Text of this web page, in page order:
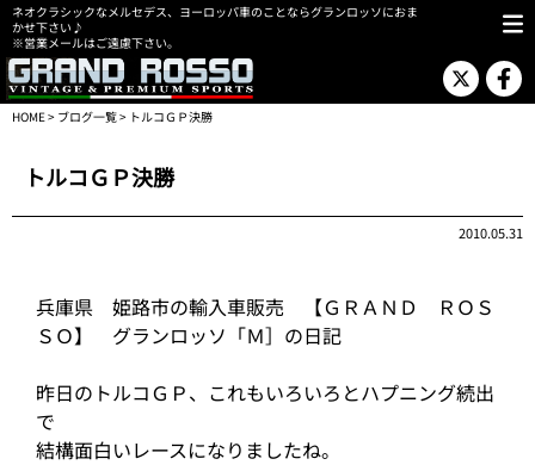
ネオクラシックなメルセデス、ヨーロッパ車のことならグランロッソにおま
かせ下さい♪
※営業メールはご遠慮下さい。
HOME> ブログ一覧> トルコＧＰ決勝
トルコＧＰ決勝
2010.05.31
兵庫県 姫路市の輸入車販売 【ＧＲＡＮＤ ＲＯＳ
ＳＯ】 グランロッソ「Ｍ］の日記
昨日のトルコＧＰ、これもいろいろとハプニング続出
で
結構面白いレースになりましたね。